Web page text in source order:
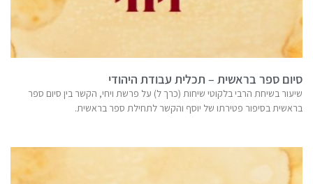
סיום ספר בראשית – תכלית עבודת היהודי
שיעור בשיחת הרבי בלקוטי שיחות (כרך ל) על פרשת ויחי, הקשר בין סיום ספר
בראשית בסיפור פטירתו של יוסף והקשר לתחילת ספר בראשית.